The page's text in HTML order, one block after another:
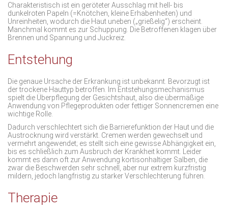
Charakteristisch ist ein geröteter Ausschlag mit hell- bis
dunkelroten Papeln (=Knötchen, kleine Erhabenheiten) und
Unreinheiten, wodurch die Haut uneben („grießelig“) erscheint.
Manchmal kommt es zur Schuppung. Die Betroffenen klagen über
Brennen und Spannung und Juckreiz.
Entstehung
Die genaue Ursache der Erkrankung ist unbekannt. Bevorzugt ist
der trockene Hauttyp betroffen. Im Entstehungsmechanismus
spielt die Überpflegung der Gesichtshaut, also die übermäßige
Anwendung von Pflegeprodukten oder fettiger Sonnencremen eine
wichtige Rolle.
Dadurch verschlechtert sich die Barrierefunktion der Haut und die
Austrocknung wird verstärkt. Cremen werden gewechselt und
vermehrt angewendet; es stellt sich eine gewisse Abhängigkeit ein,
bis es schließlich zum Ausbruch der Krankheit kommt. Leider
kommt es dann oft zur Anwendung kortisonhaltiger Salben, die
zwar die Beschwerden sehr schnell, aber nur extrem kurzfristig
mildern, jedoch langfristig zu starker Verschlechterung führen.
Therapie